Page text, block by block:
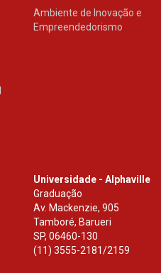
Ambiente de Inovação e
Empreendedorismo
Universidade - Alphaville
Graduação
Av. Mackenzie, 905
Tamboré, Barueri
SP,06460-130
(11) 3555-2181/2159